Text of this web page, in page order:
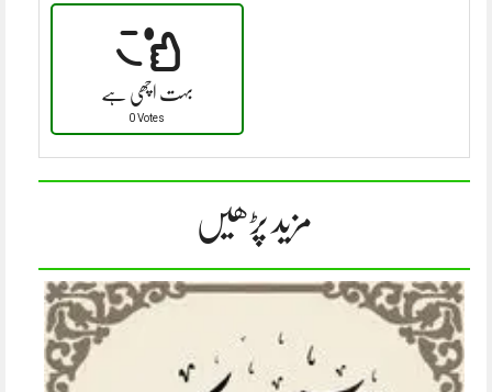
بہت اچھی ہے
0 Votes
مزید پڑھیں